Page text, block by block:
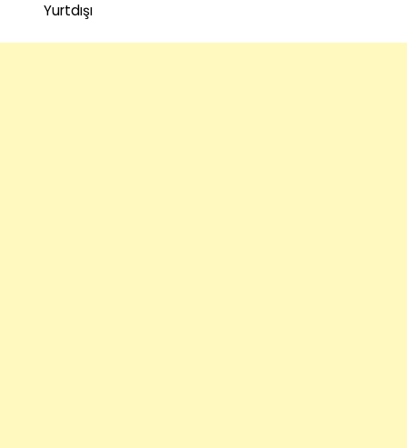
Yurtdışı